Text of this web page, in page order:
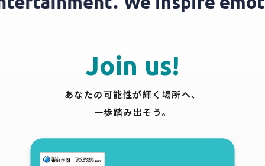
Join us!
あなたの可能性が輝く場所へ、
一歩踏み出そう。